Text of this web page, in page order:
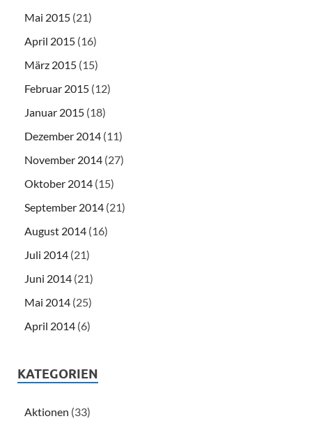
Mai 2015 (21)
April 2015 (16)
März 2015 (15)
Februar 2015 (12)
Januar 2015 (18)
Dezember 2014 (11)
November 2014 (27)
Oktober 2014 (15)
September 2014 (21)
August 2014 (16)
Juli 2014 (21)
Juni 2014 (21)
Mai 2014 (25)
April 2014 (6)
KATEGORIEN
Aktionen (33)